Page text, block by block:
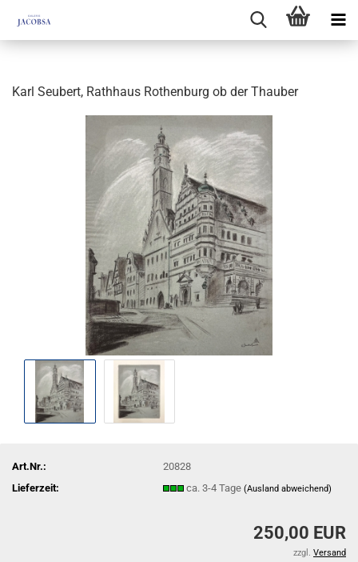
Karl Seubert, Rathhaus Rothenburg ob der Thauber
Art.Nr.:
20828
Lieferzeit:
ca. 3-4 Tage(Ausland abweichend)
250,00 EUR
zzgl. Versand